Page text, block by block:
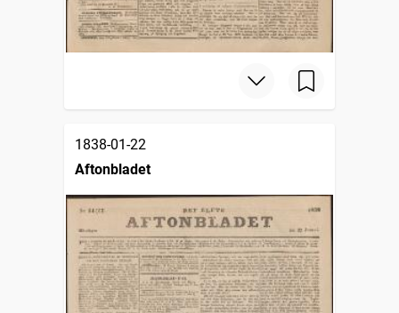
1838-01-22
Aftonbladet